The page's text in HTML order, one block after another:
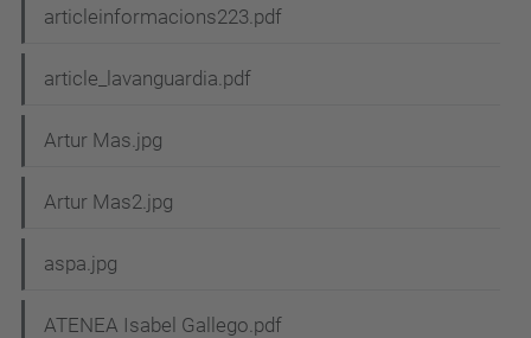
articleinformacions223.pdf
article_lavanguardia.pdf
Artur Mas.jpg
Artur Mas2.jpg
aspa.jpg
ATENEA Isabel Gallego.pdf